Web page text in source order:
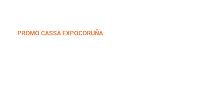
PROMO CASSA EXPOCORUÑA